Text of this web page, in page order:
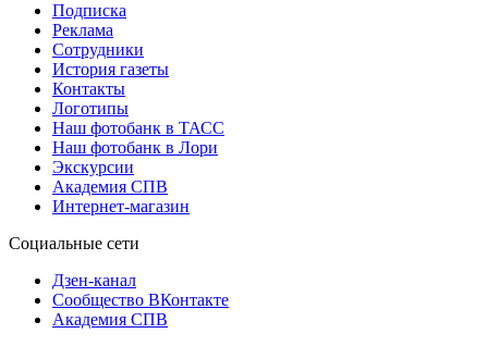
Подписка
Реклама
Сотрудники
История газеты
Контакты
Логотипы
Наш фотобанк в ТАСС
Наш фотобанк в Лори
Экскурсии
Академия СПВ
Интернет-магазин
Социальные сети
Дзен-канал
Сообщество ВКонтакте
Академия СПВ